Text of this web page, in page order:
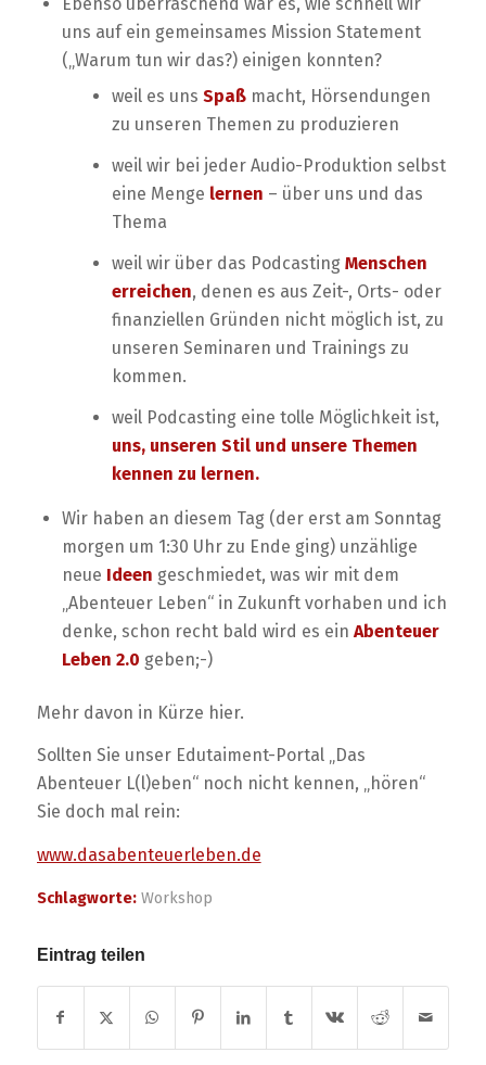
uns auf ein gemeinsames Mission Statement
(„Warum tun wir das?) einigen konnten?
weil es uns Spaßmacht, Hörsendungen
zu unseren Themen zu produzieren
weil wir bei jeder Audio-Produktion selbst
eine Menge lernen – über uns und das
Thema
weil wir über das Podcasting Menschen
erreichen, denen es aus Zeit-, Orts- oder
finanziellen Gründen nicht möglich ist, zu
unseren Seminaren und Trainings zu
kommen.
weil Podcasting eine tolle Möglichkeit ist,
uns, unseren Stil und unsere Themen
kennen zu lernen.
Wir haben an diesem Tag (der erst am Sonntag
morgen um 1:30 Uhr zu Ende ging) unzählige
neue Ideen geschmiedet, was wir mit dem
„Abenteuer Leben“ in Zukunft vorhaben und ich
denke, schon recht bald wird es ein Abenteuer
Leben 2.0 geben;-)
Mehr davon in Kürze hier.
Sollten Sie unser Edutaiment-Portal „Das
Abenteuer L(l)eben“ noch nicht kennen, „hören“
Sie doch mal rein:
www.dasabenteuerleben.de
Schlagworte: Workshop
Eintrag teilen